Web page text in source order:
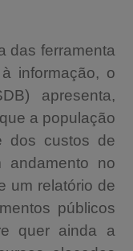
das ferramenta
informação, o
apresenta,
a população
dos custos de
no
um relatório de
públicos
quer ainda a